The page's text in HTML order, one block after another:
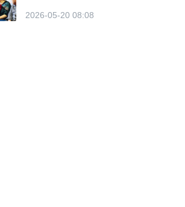
2026-05-20 08:08